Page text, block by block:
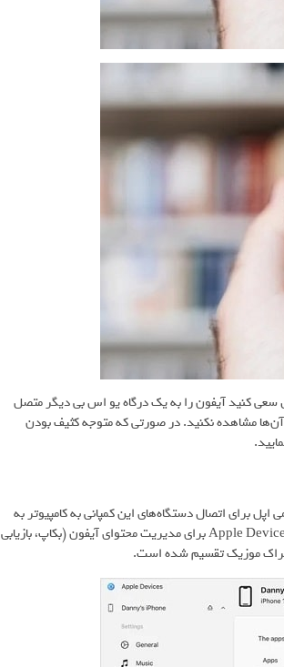
سعی کنید آیفون را به یک درگاه یو اس بی دیگر متصل
مشاهده نکنید. در صورتی که متوجه کثیف بودن
برای اتصال دستگاه‌های این کمپانی به کامپیوتر به
شمار می‌رفت. با این وجود اکنون این وضعیت تغییر کرده و عملکرد iTunes به سه سرویس مجزای Apple Devices برای مدیریت محتوای آیفون (بکاپ، بازیابی